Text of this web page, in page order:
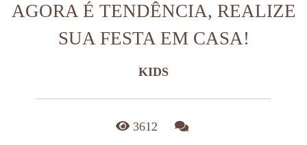
AGORA É TENDÊNCIA, REALIZE
SUA FESTA EM CASA!
KIDS
3612